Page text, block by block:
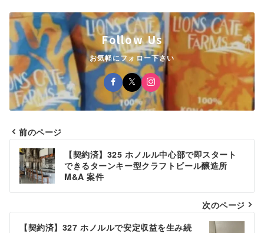
Follow Us
お気軽にフォロー下さい
投
稿
ナ
ビ
前のページ
【契約済】325 ホノルル中心部で即スタート
できるターンキー型クラフトビール醸造所
M&A 案件
次のページ
【契約済】327 ホノルルで安定収益を生み続